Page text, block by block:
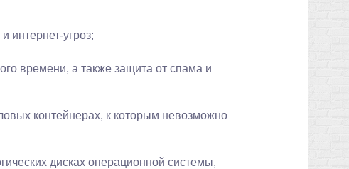
интернет-угроз;
времени, а также защита от спама и
контейнерах, к которым невозможно
дисках операционной системы,